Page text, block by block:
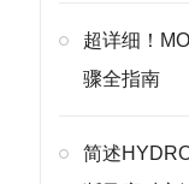
超详细！
骤全指南
简述